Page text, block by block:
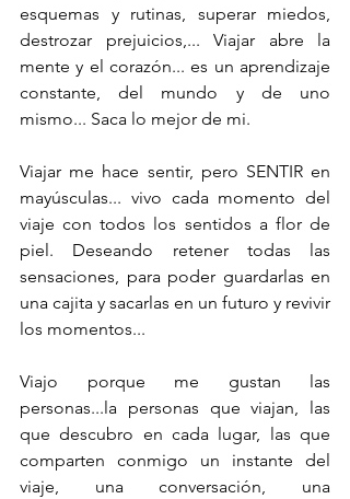
esquemas y rutinas, superar miedos,
destrozar prejuicios,... Viajar abre la
mente y el corazón... es un aprendizaje
constante, del mundo y de uno
mismo... Saca lo mejor de mi.
Viajar me hace sentir, pero SENTIR en
mayúsculas... vivo cada momento del
viaje con todos los sentidos a flor de
piel. Deseando retener todas las
sensaciones, para poder guardarlas en
una cajita y sacarlas en un futuro y revivir
los momentos...
Viajo porque me gustan las
personas...la personas que viajan, las
que descubro en cada lugar, las que
comparten conmigo un instante del
viaje, una conversación, una